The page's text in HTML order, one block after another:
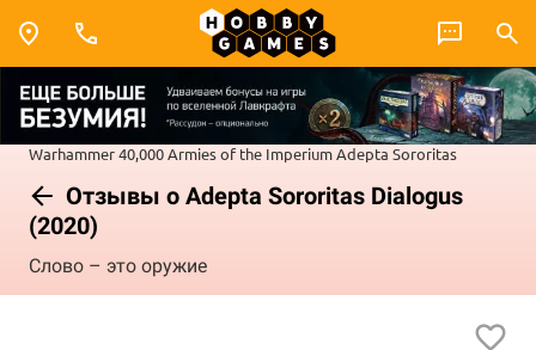
Warhammer 40,000Armies of the ImperiumAdepta Sororitas
Отзывы о Adepta Sororitas Dialogus
(2020)
Слово – это оружие